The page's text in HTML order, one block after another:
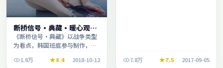
断桥信号·典藏·暖心观影
季口碑发酵持续升温
《断桥信号·典藏》以战争类型
为看点，韩国班底参与制作，叙
段观看。
1.9万 8.4 2018-10-12 7.8万 7.5 2017-09-05